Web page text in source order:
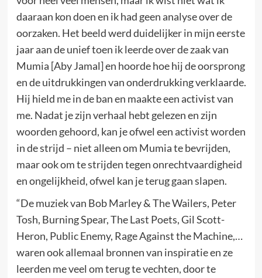
daaraan kon doen en ik had geen analyse over de
oorzaken. Het beeld werd duidelijker in mijn eerste
jaar aan de unief toen ik leerde over de zaak van
Mumia [Aby Jamal] en hoorde hoe hij de oorsprong
en de uitdrukkingen van onderdrukking verklaarde.
Hij hield me in de ban en maakte een activist van
me. Nadat je zijn verhaal hebt gelezen en zijn
woorden gehoord, kan je ofwel een activist worden
in de strijd – niet alleen om Mumia te bevrijden,
maar ook om te strijden tegen onrechtvaardigheid
en ongelijkheid, ofwel kan je terug gaan slapen.
“De muziek van Bob Marley & The Wailers, Peter
Tosh, Burning Spear, The Last Poets, Gil Scott-
Heron, Public Enemy, Rage Against the Machine,…
waren ook allemaal bronnen van inspiratie en ze
leerden me veel om terug te vechten, door te